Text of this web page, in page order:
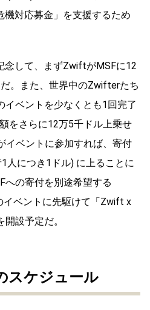
対応募金」を支援するため
念して、まずZwiftがMSFに12
。また、世界中のZwifterたち
イベントを少なくとも1回完了
をさらに12万5千ドル上乗せ
イベントに参加すれば、寄付
人につき1ドル) に上ることに
への寄付を別途希望する
ベントに先駆けて「Zwift x
設予定だ。
スケジュール